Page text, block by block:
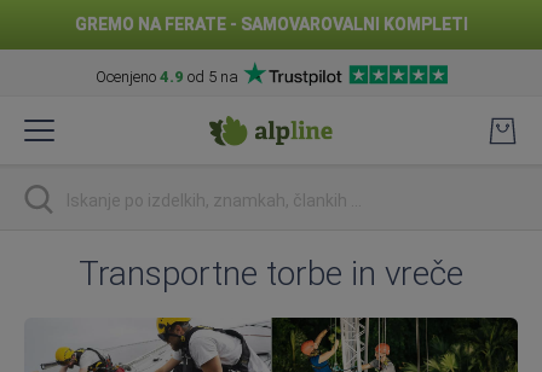
GREMO NA FERATE - SAMOVAROVALNI KOMPLETI
Ocenjeno 4.9 od 5 na
na
Iskanje
Transportne torbe in vreče